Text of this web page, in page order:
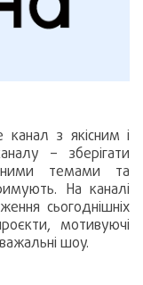
з якісним і
– зберігати
темами та
На каналі
сьогоднішніх
мотивуючі
шоу.